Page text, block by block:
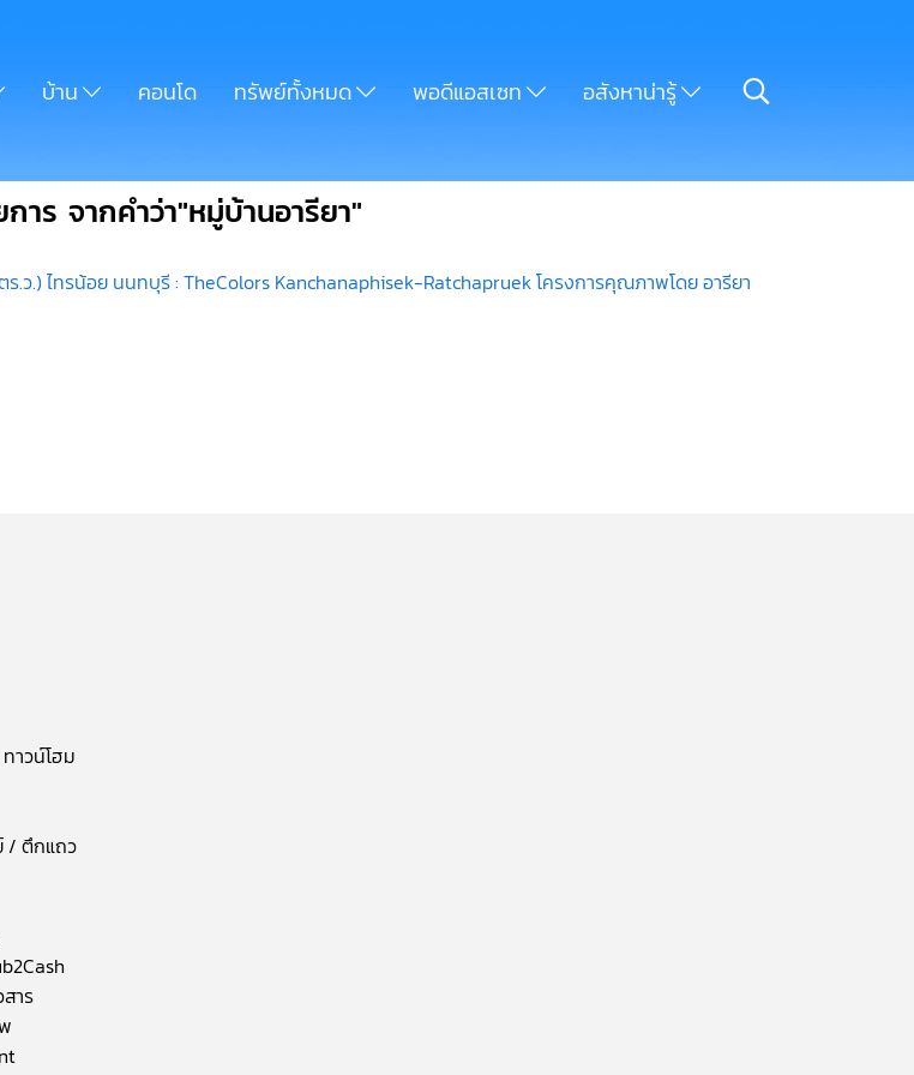
บ้าน คอนโด ทรัพย์ทั้งหมด พอดีแอสเซท อสังหาน่ารู้
าร จากคำว่า"หมู่บ้านอารียา"
ว.) ไทรน้อย นนทบุรี : TheColors Kanchanaphisek-Ratchapruek โครงการคุณภาพโดย อารียา
าวน์โฮม
/ ตึกแถว
าร